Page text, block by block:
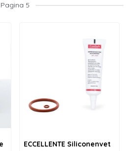
Pagina 5
ECCELLENTE Siliconenvet